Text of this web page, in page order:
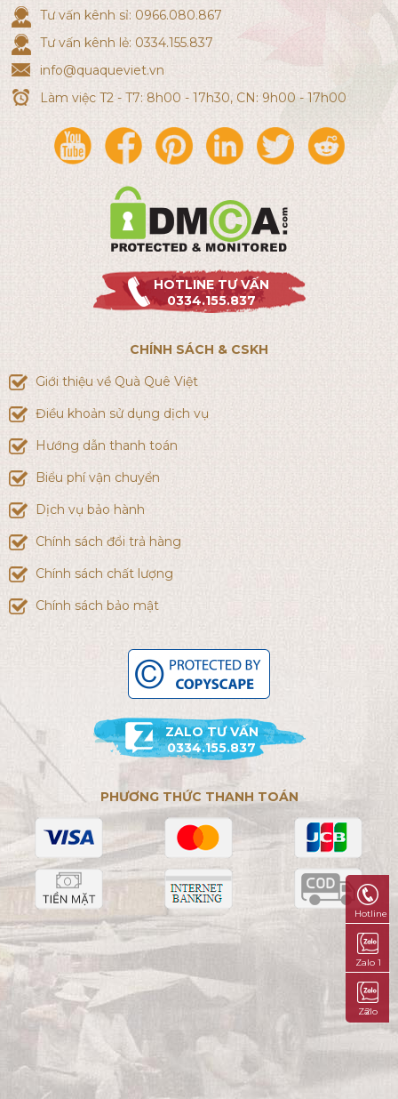
Tư vấn kênh sỉ: 0966.080.867
Tư vấn kênh lẻ: 0334.155.837
info@quaqueviet.vn
Làm việc T2 - T7: 8h00 - 17h30, CN: 9h00 - 17h00
HOTLINE TƯ VẤN
0334.155.837
CHÍNH SÁCH & CSKH
Giới thiệu về Quà Quê Việt
Điều khoản sử dụng dịch vụ
Hướng dẫn thanh toán
Biểu phí vận chuyển
Dịch vụ bảo hành
Chính sách đổi trả hàng
Chính sách chất lượng
Chính sách bảo mật
ZALO TƯ VẤN
0334.155.837
PHƯƠNG THỨC THANH TOÁN
Hotline
Zalo 1
Zalo 2